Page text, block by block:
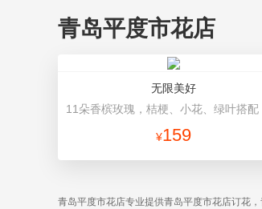
青岛平度市花店
无限美好
¥159
青岛平度市花店专业提供青岛平度市花店订花